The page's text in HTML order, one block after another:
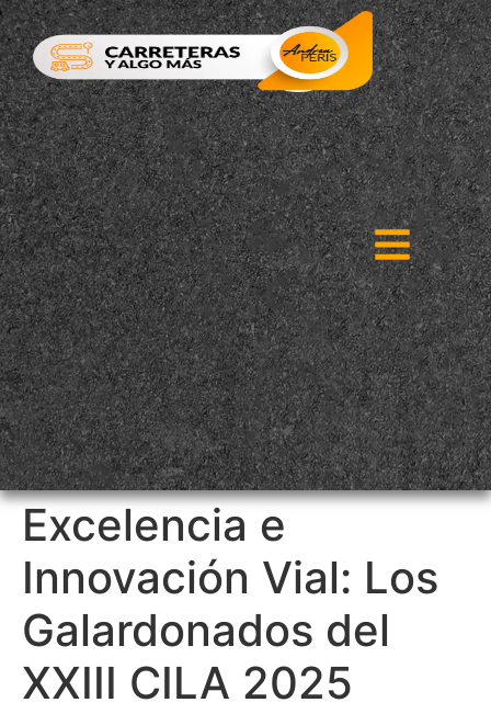
Excelencia e
Innovación Vial: Los
Galardonados del
XXIII CILA 2025